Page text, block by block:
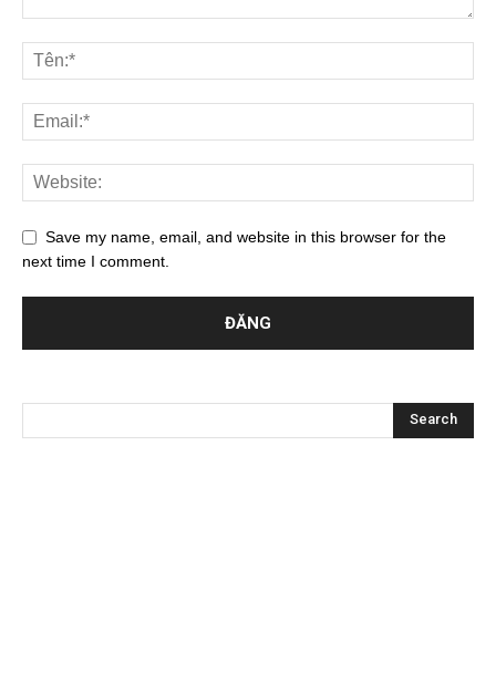
Save my name, email, and website in this browser for the
next time I comment.